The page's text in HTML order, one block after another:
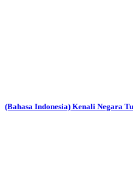
(Bahasa Indonesia) Kenali Negara